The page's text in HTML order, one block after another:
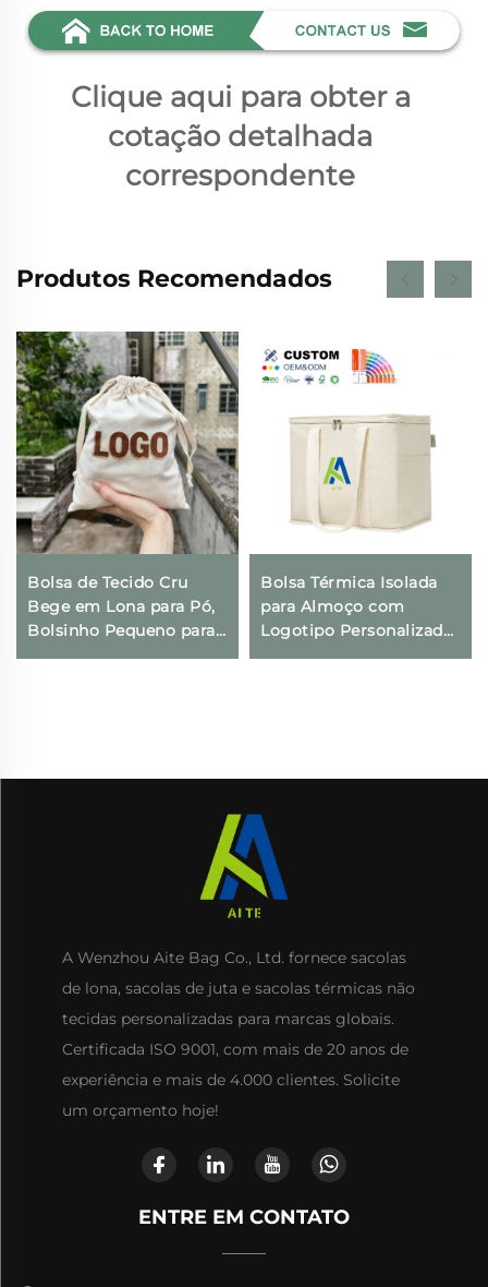
Clique aqui para obter a
cotação detalhada
correspondente
Produtos Recomendados
Bolsa de Tecido Cru
Bege em Lona para Pó,
Bolsinho Pequeno para
Presentes com
Atividades ao Ar Livre
Bolsa Térmica Isolada
para Almoço com
Logotipo Personalizado,
Térmica, Dobrável, para
A Wenzhou Aite Bag Co., Ltd. fornece sacolas
de lona, sacolas de juta e sacolas térmicas não
tecidas personalizadas para marcas globais.
Certificada ISO 9001, com mais de 20 anos de
experiência e mais de 4.000 clientes. Solicite
um orçamento hoje!
ENTRE EM CONTATO